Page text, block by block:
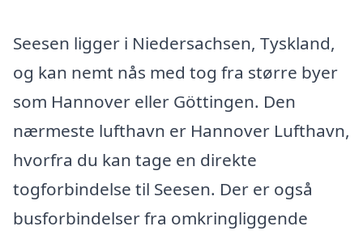
Seesen ligger i Niedersachsen, Tyskland,
og kan nemt nås med tog fra større byer
som Hannover eller Göttingen. Den
nærmeste lufthavn er Hannover Lufthavn,
hvorfra du kan tage en direkte
togforbindelse til Seesen. Der er også
busforbindelser fra omkringliggende